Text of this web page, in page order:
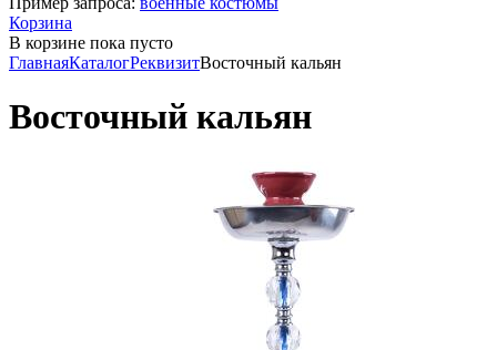
Корзина
В корзине пока пусто
ГлавнаяКаталогРеквизитВосточный кальян
Восточный кальян